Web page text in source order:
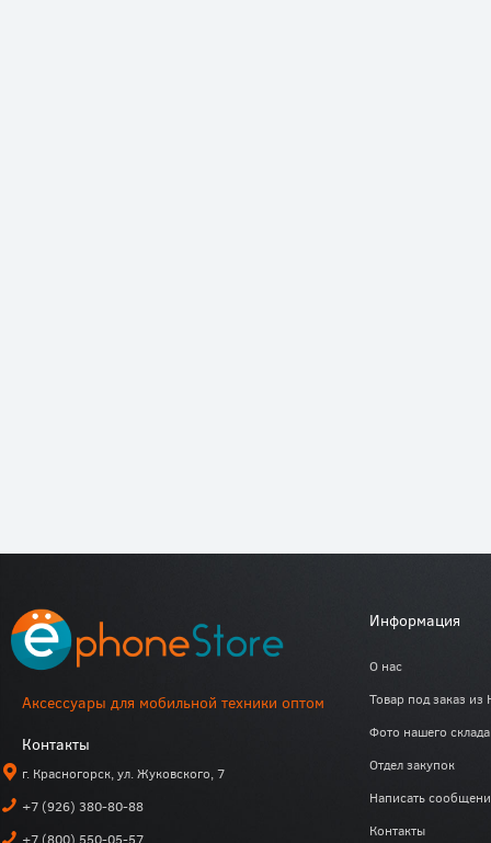
Аксессуары для мобильной техники оптом
Контакты
г. Красногорск, ул. Жуковского, 7
+7 (926) 380-80-88
+7 (800) 550-05-57
Информация
О нас
Товар под заказ из
Фото нашего склада
Отдел закупок
Написать
Контакты